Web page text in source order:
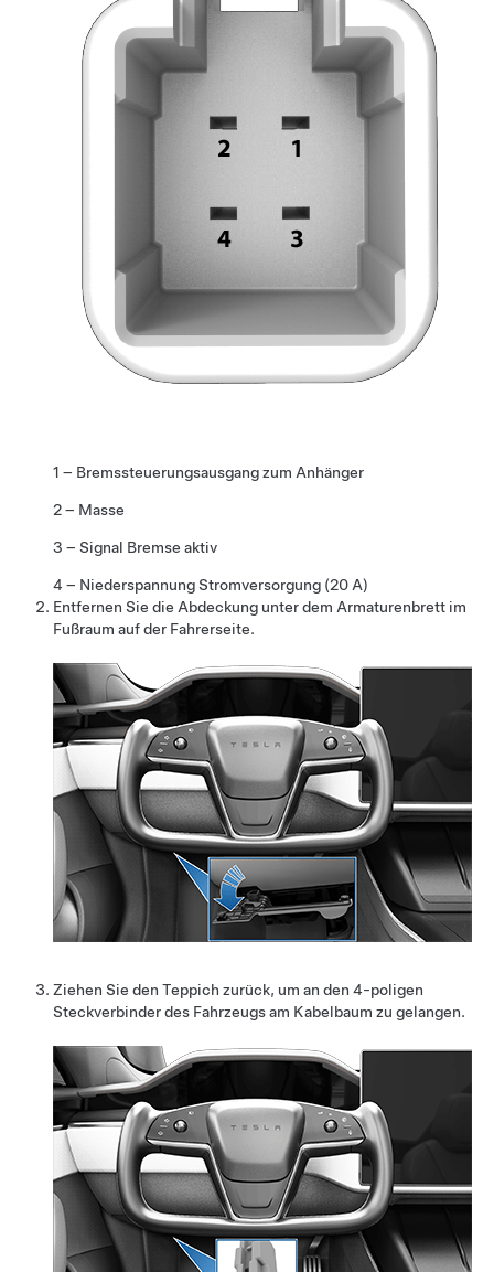
1 – Bremssteuerungsausgang zum Anhänger
2 – Masse
3 – Signal Bremse aktiv
4 – NiederspannungStromversorgung (20 A)
Entfernen Sie die Abdeckung unter dem Armaturenbrett im
Fußraum auf der Fahrerseite.
Ziehen Sie den Teppich zurück, um an den 4-poligen
Steckverbinder des Fahrzeugs am Kabelbaum zu gelangen.